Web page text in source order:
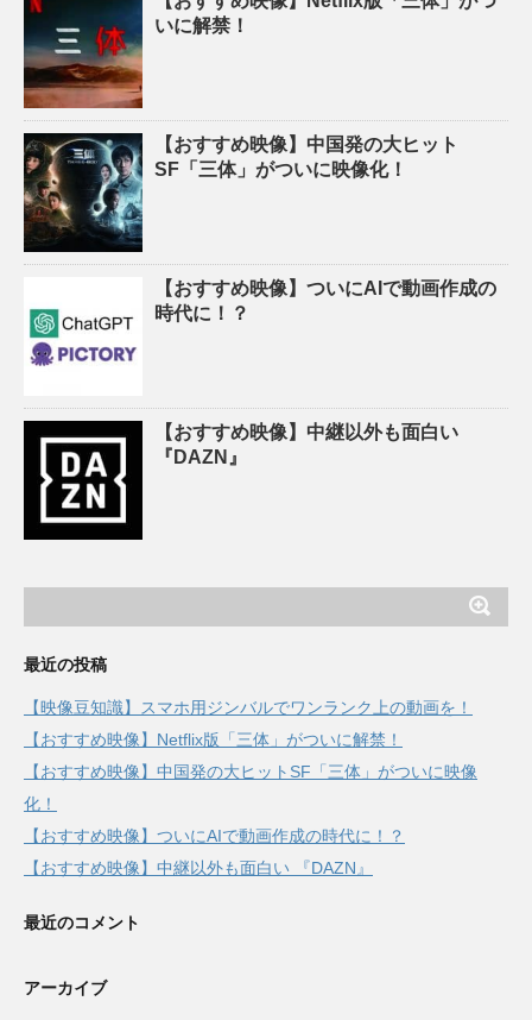
いに解禁！
【おすすめ映像】中国発の大ヒット
SF「三体」がついに映像化！
【おすすめ映像】ついにAIで動画作成の
時代に！？
【おすすめ映像】中継以外も面白い
『DAZN』
最近の投稿
【映像豆知識】スマホ用ジンバルでワンランク上の動画を！
【おすすめ映像】Netflix版「三体」がついに解禁！
【おすすめ映像】中国発の大ヒットSF「三体」がついに映像
化！
【おすすめ映像】ついにAIで動画作成の時代に！？
【おすすめ映像】中継以外も面白い 『DAZN』
最近のコメント
アーカイブ